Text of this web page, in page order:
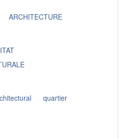
ARCHITECTURE
quartier